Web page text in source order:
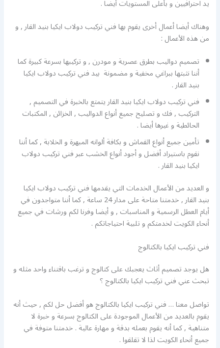
يد احترافيين و بأعلى المستويات أيضا .
وهناك أيضا أعمال أخرى يقوم بها فني تركيب دولاب ايكيا بنيد القار , و
من هذه الأعمال :
تصميم دواليب بطرق عصرية و مودرن , و تركيبها بسرعة كبيرة كما
أننا نثبتها ببراغي مخفية و مضمونة بيد فني تركيب دولاب ايكيا
بنيد القار .
فني تركيب دولاب ايكيا بنيد القار يتمتع بالخبرة في التصميم ,
التركيب , فك و تصليح جميع أنواع الدواليب , الخزائن , المكتبات
الحائطية و غيرها أيضا .
تأمين جميع أنواع القماش و بكافة ألوانه المبهرة و الخلابة , كما أننا
نقوم باستيراد أفضل و أجود أنواع الخشب عبر فني تركيب دولاب
ايكيا بنيد القار .
و العديد من الأعمال الخدمات التي يقدمها فني تركيب دولاب ايكيا
بنيد القار , خدمتنا متاحة على مدار 24 ساعة , كما أننا متواجدون في
أيام العطل الرسمية و المناسبات , و أيضا وفرنا لكم ورشات في جميع
أنحاء الكويت لخدمتكم و تلبية احتياجاتكم .
فني تركيب ايكيا بالكتالوج
هل يوجد تصميم أثاث يعجبك على كتالوج و ترغب باقتناء واحد مثله و
تبحث عني فني تركيب ايكيا بالكتالوج ؟
تواصل معنا … فني تركيب ايكيا بالكتالوج هو أفضل حل لكم , حيث أنه
يقوم بالعديد من الأعمال الموجودة على الكتالوج بسرعة و خبرة لا
متناهية , كما أنه يقوم بعمله بدقة و مهارة عالية . خدمتنا متوفة في
جميع أنحاء الكويت لذا لا تقلقوا .